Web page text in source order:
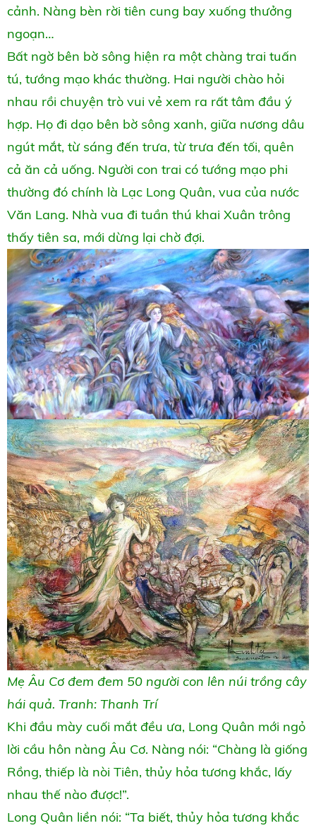
cảnh. Nàng bèn rời tiên cung bay xuống thưởng
ngoạn…
Bất ngờ bên bờ sông hiện ra một chàng trai tuấn
tú, tướng mạo khác thường. Hai người chào hỏi
nhau rồi chuyện trò vui vẻ xem ra rất tâm đầu ý
hợp. Họ đi dạo bên bờ sông xanh, giữa nương dâu
ngút mắt, từ sáng đến trưa, từ trưa đến tối, quên
cả ăn cả uống. Người con trai có tướng mạo phi
thường đó chính là Lạc Long Quân, vua của nước
Văn Lang. Nhà vua đi tuần thú khai Xuân trông
thấy tiên sa, mới dừng lại chờ đợi.
Mẹ Âu Cơ đem đem 50 người con lên núi trồng cây
hái quả. Tranh: Thanh Trí
Khi đầu mày cuối mắt đều ưa, Long Quân mới ngỏ
lời cầu hôn nàng Âu Cơ. Nàng nói: “Chàng là giống
Rồng, thiếp là nòi Tiên, thủy hỏa tương khắc, lấy
nhau thế nào được!”.
Long Quân liền nói: “Ta biết, thủy hỏa tương khắc